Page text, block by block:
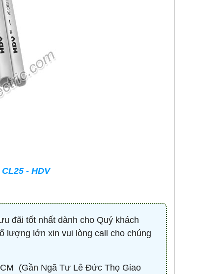
- HDV
đãi tốt nhất dành cho Quý khách
lượng lớn xin vui lòng call cho chúng
(Gần Ngã Tư Lê Đức Thọ Giao